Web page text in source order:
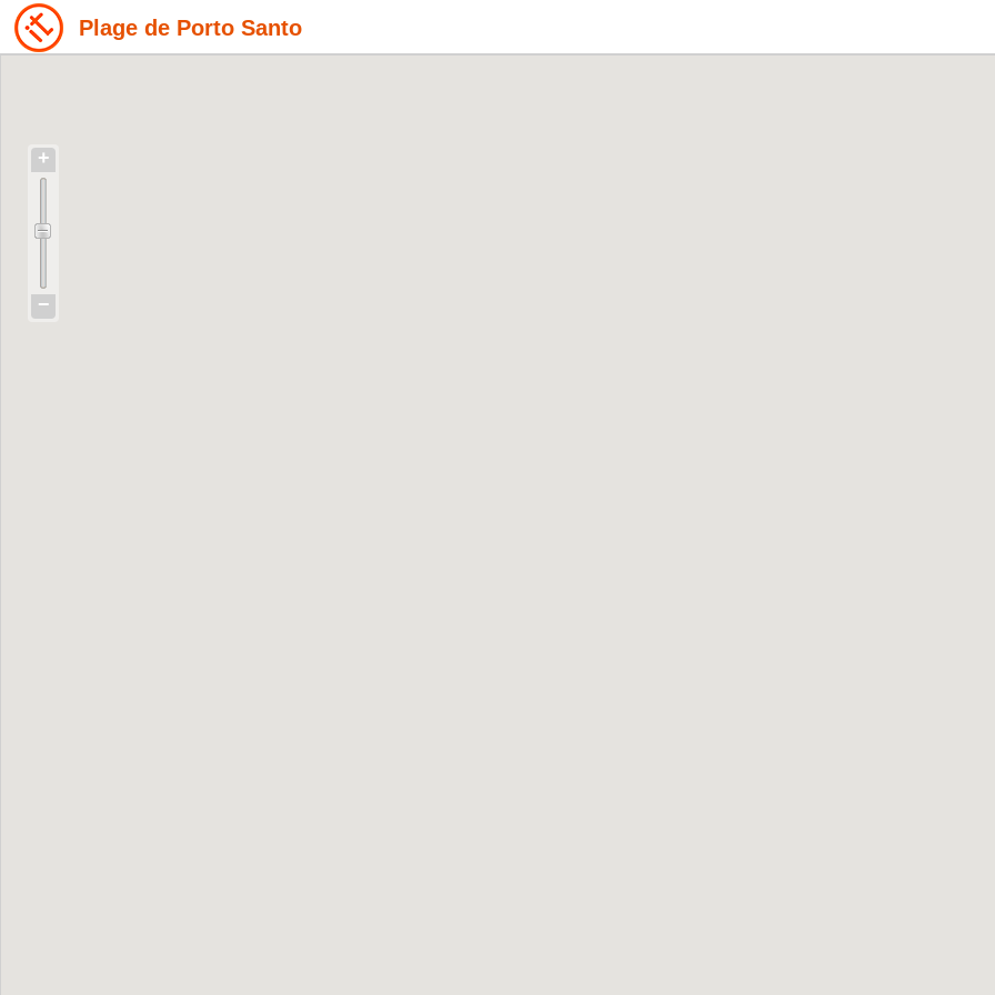
Plage de Porto Santo
+
−